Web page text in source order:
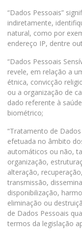
“Dados Pessoais”
indiretamente,
natural, como por
endereço IP, dentre
“Dados Pessoais
revele, em relação a
étnica, convicção
ou a organização de
dado referente à
biométrico;
“Tratamento de
efetuada no âmbito
automáticos ou não,
organização,
alteração,
transmissão,
disponibilização,
eliminação ou
de Dados Pessoais
termos da legislação